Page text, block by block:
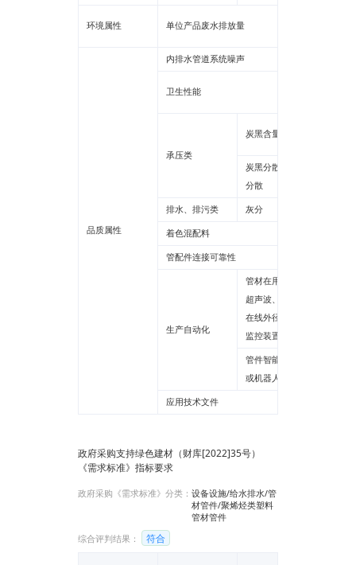
环境属性 单位产品废水排放量
品质属性
内排水管道系统噪声
卫生性能
承压类
炭黑含量
炭黑分散/颜料
分散
排水、排污类 灰分
着色混配料
管配件连接可靠性
生产自动化
管材在用生产线
超声波、红外等
在线外径、壁厚
监控装置使用率
管件智能机械手
或机器人使用率
应用技术文件
政府采购支持绿色建材（财库[2022]35号）
《需求标准》指标要求
政府采购《需求标准》分类：设备设施/给水排水/管
材管件/聚烯烃类塑料
管材管件
综合评判结果：
符合